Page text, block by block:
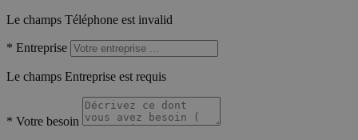
Le champs Téléphone est invalid
* Entreprise
Le champs Entreprise est requis
* Votre besoin